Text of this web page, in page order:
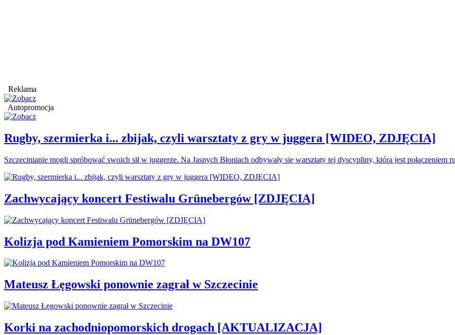
Reklama
Autopromocja
Rugby, szermierka i... zbijak, czyli warsztaty z gry w juggera [WIDEO, ZDJĘCIA]
Szczecinianie mogli spróbować swoich sił w juggerze. Na Jasnych Błoniach odbywały się warsztaty tej dyscypliny, która jest połączeniem
Zachwycający koncert Festiwalu Grünebergów [ZDJĘCIA]
Kolizja pod Kamieniem Pomorskim na DW107
Mateusz Łęgowski ponownie zagrał w Szczecinie
Korki na zachodniopomorskich drogach [AKTUALIZACJA]